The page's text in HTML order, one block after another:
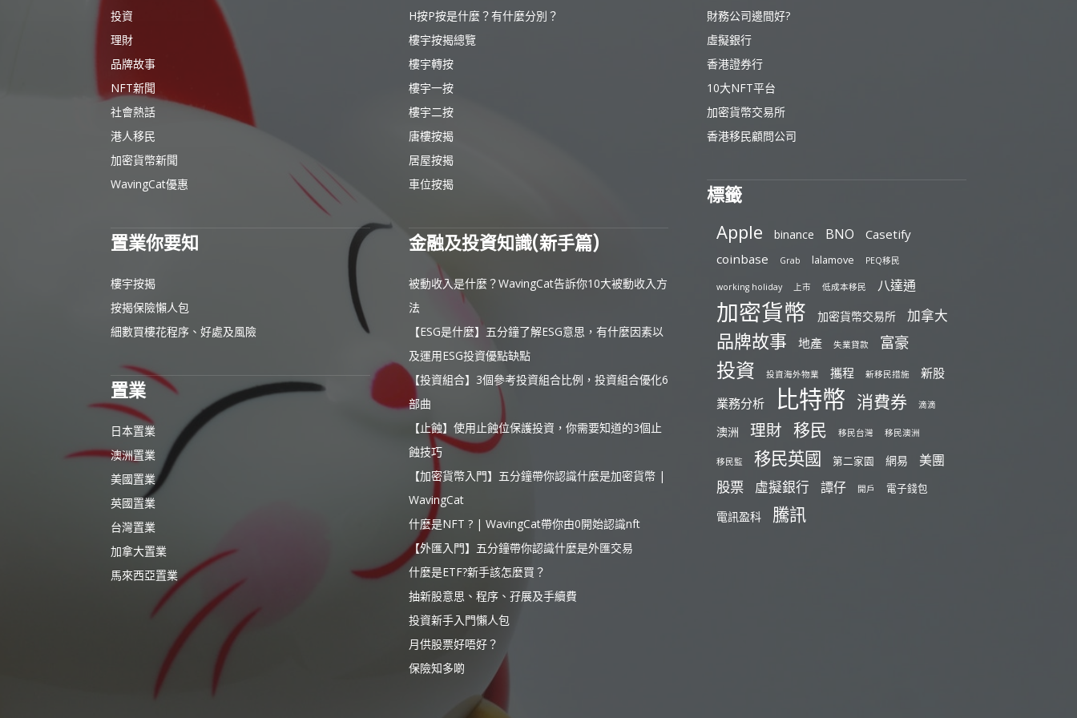
投資
理財
品牌故事
NFT新聞
社會熱話
港人移民
加密貨幣新聞
WavingCat優惠
置業你要知
樓宇按揭
按揭保險懶人包
細數買樓花程序、好處及風險
置業
日本置業
澳洲置業
美國置業
英國置業
台灣置業
加拿大置業
馬來西亞置業
H按P按是什麼？有什麼分別？
樓宇按揭總覽
樓宇轉按
樓宇一按
樓宇二按
唐樓按揭
居屋按揭
車位按揭
金融及投資知識(新手篇)
被動收入是什麼？WavingCat告訴你10大被動收入方
法
【ESG是什麼】五分鐘了解ESG意思，有什麼因素以
及運用ESG投資優點缺點
【投資組合】3個參考投資組合比例，投資組合優化6
部曲
【止蝕】使用止蝕位保護投資，你需要知道的3個止
蝕技巧
【加密貨幣入門】五分鐘帶你認識什麼是加密貨幣 |
WavingCat
什麼是NFT ? | WavingCat帶你由0開始認識nft
【外匯入門】五分鐘帶你認識什麼是外匯交易
什麼是ETF?新手該怎麼買？
抽新股意思、程序、孖展及手續費
投資新手入門懶人包
月供股票好唔好？
保險知多啲
財務公司邊間好?
虛擬銀行
香港證券行
10大NFT平台
加密貨幣交易所
香港移民顧問公司
標籤
Apple binance BNO
Casetify
coinbase
Grab lalamove PEQ移民
working holiday 上市 低成本移民 八達通
加密貨幣 加密貨幣交易所 加拿大
品牌故事 地產 失業貸款 富豪
投資 投資海外物業 攜程 新移民措施
新股
業務分析
比特幣 消費券 滴滴
澳洲 理財 移民 移民台灣 移民澳洲
移民監 移民英國 第二家園 網易 美團
股票 虛擬銀行 譚仔 開戶 電子錢包
電訊盈科 騰訊